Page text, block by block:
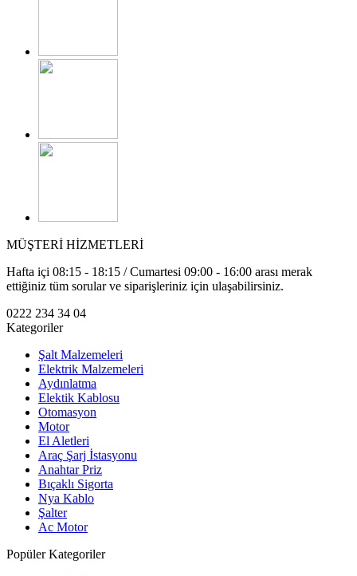
MÜŞTERİ HİZMETLERİ
Hafta içi 08:15 - 18:15 / Cumartesi 09:00 - 16:00 arası merak
ettiğiniz tüm sorular ve siparişleriniz için ulaşabilirsiniz.
0222 234 34 04
Kategoriler
Şalt Malzemeleri
Elektrik Malzemeleri
Aydınlatma
Elektik Kablosu
Otomasyon
Motor
El Aletleri
Araç Şarj İstasyonu
Anahtar Priz
Bıçaklı Sigorta
Nya Kablo
Şalter
Ac Motor
Popüler Kategoriler